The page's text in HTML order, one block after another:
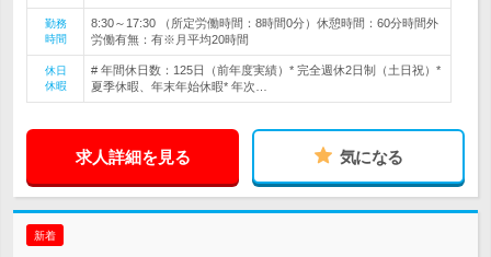
勤務
時間
8:30～17:30 （所定労働時間：8時間0分）休憩時間：60分時間外
労働有無：有※月平均20時間
休日
休暇
# 年間休日数：125日（前年度実績）* 完全週休2日制（土日祝）*
夏季休暇、年末年始休暇* 年次…
求人詳細を見る 気になる
新着